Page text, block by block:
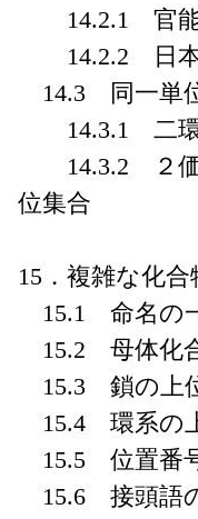
14.2.1 官能
14.2.2 日本
14.3 同一単
14.3.1 二環
14.3.2 ２価
位集合
15．複雑な化
15.1 命名の
15.2 母体化
15.3 鎖の上
15.4 環系の
15.5 位置番
15.6 接頭語